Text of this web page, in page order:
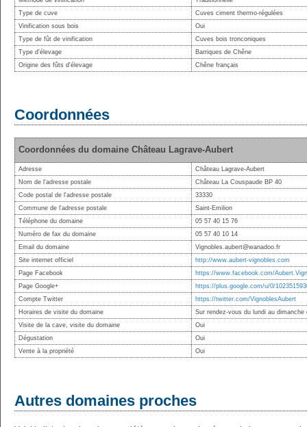
Type de cuve
Cuves ciment thermo-régulées
Vinification sous bois
Oui
Type de fût de vinification
Cuves bois tronconiques
Type d'élevage
Barriques de Chêne
Origine des fûts d'élevage
Chêne français
Coordonnées
Coordonnées du domaine Château Lagrave-Aubert
Adresse
Château Lagrave-Aubert
Nom de l'adresse postale
Château La Couspaude BP 40
Code postal de l'adresse postale
33330
Commune de l'adresse postale
Saint-Emilion
Téléphone du domaine
05 57 40 15 76
Numéro de fax du domaine
05 57 40 10 14
Email du domaine
Vignobles.aubert@wanadoo.fr
Site internet officiel
http://www.aubert-vignobles.com
Page Facebook
https://www.facebook.com/
Page Google+
https://plus.google.com/u/0/
Compte Twitter
https://twitter.com/VignoblesAubert
Horaires de visite du domaine
Sur rendez-vous du lundi au dimanche
Visite de la cave, visite du domaine
Oui
Dégustation
Oui
Vente à la propriété
Oui
Autres domaines proches